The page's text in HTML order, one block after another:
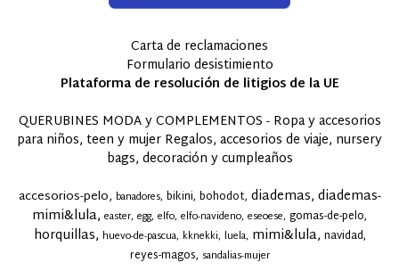
Carta de reclamaciones
Formulario desistimiento
Plataforma de resolución de litigios de la UE
QUERUBINES MODA y COMPLEMENTOS - Ropa y accesorios
para niños, teen y mujer Regalos, accesorios de viaje, nursery
bags, decoración y cumpleaños
accesorios-pelo banadores bikini bohodot diademas diademas-
mimi&lula easter egg elfo elfo-navideno eseoese gomas-de-pelo
horquillas huevo-de-pascua kknekki luela mimi&lula navidad
reyes-magos sandalias-mujer